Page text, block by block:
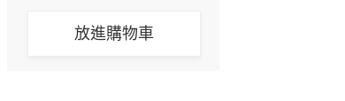
放進購物車